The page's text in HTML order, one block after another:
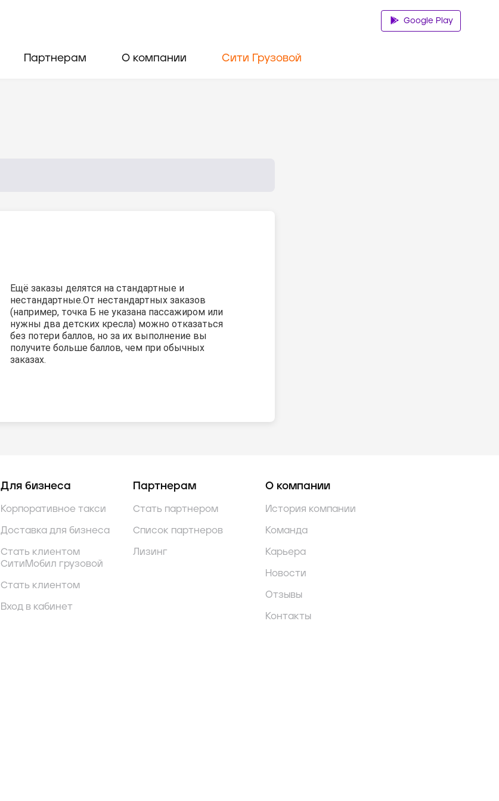
Google Play
Партнерам О компании Сити Грузовой
Ещё заказы делятся на стандартные и
нестандартные.От нестандартных заказов
(например, точка Б не указана пассажиром или
нужны два детских кресла) можно отказаться
без потери баллов, но за их выполнение вы
получите больше баллов, чем при обычных
заказах.
Ещё заказы делятся на стандартные и
нестандартные.От нестандартных заказов
(например, точка Б не указана пассажиром или
нужны два детских кресла) можно отказаться
без потери баллов, но за их выполнение вы
получите больше баллов, чем при обычных
заказах.
Ещё заказы делятся на стандартные и
нестандартные.От нестандартных заказов
(например, точка Б не указана пассажиром или
нужны два детских кресла) можно отказаться
без потери баллов, но за их выполнение вы
получите больше баллов, чем при обычных
заказах.
Для бизнеса
Корпоративное такси
Доставка для бизнеса
Стать клиентом
СитиМобил грузовой
Стать клиентом
Вход в кабинет
Партнерам
Стать партнером
Список партнеров
Лизинг
О компании
История компании
Команда
Карьера
Новости
Отзывы
Контакты